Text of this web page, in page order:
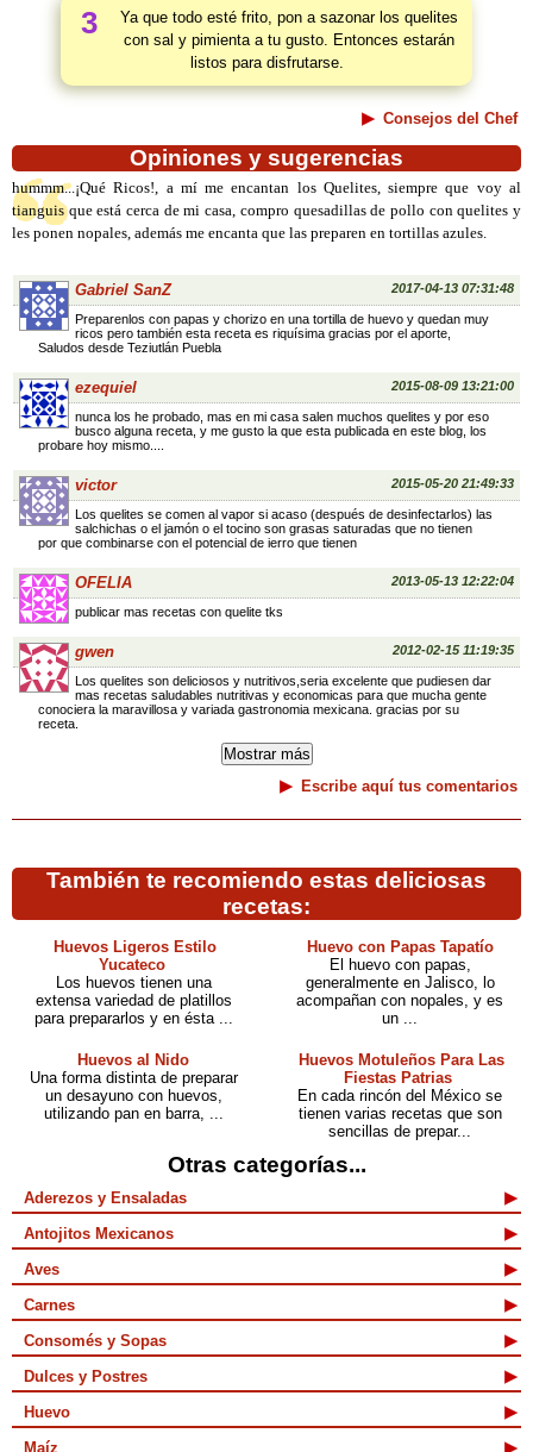
3
Ya que todo esté frito, pon a sazonar los quelites
con sal y pimienta a tu gusto. Entonces estarán
listos para disfrutarse.
Consejos del Chef
Opiniones y sugerencias
hummm...¡Qué Ricos!, a mí me encantan los Quelites, siempre que voy al
tianguis que está cerca de mi casa, compro quesadillas de pollo con quelites y
les ponen nopales, además me encanta que las preparen en tortillas azules.
Gabriel SanZ 2017-04-13 07:31:48
Preparenlos con papas y chorizo en una tortilla de huevo y quedan muy
ricos pero también esta receta es riquísima gracias por el aporte,
Saludos desde Teziutlán Puebla
ezequiel 2015-08-09 13:21:00
nunca los he probado, mas en mi casa salen muchos quelites y por eso
busco alguna receta, y me gusto la que esta publicada en este blog, los
probare hoy mismo....
victor 2015-05-20 21:49:33
Los quelites se comen al vapor si acaso (después de desinfectarlos) las
salchichas o el jamón o el tocino son grasas saturadas que no tienen
por que combinarse con el potencial de ierro que tienen
OFELIA 2013-05-13 12:22:04
publicar mas recetas con quelite tks
gwen 2012-02-15 11:19:35
Los quelites son deliciosos y nutritivos,seria excelente que pudiesen dar
mas recetas saludables nutritivas y economicas para que mucha gente
conociera la maravillosa y variada gastronomia mexicana. gracias por su
receta.
Escribe aquí tus comentarios
También te recomiendo estas deliciosas
recetas:
Huevos Ligeros Estilo
Yucateco
Los huevos tienen una
extensa variedad de platillos
para prepararlos y en ésta ...
Huevo con Papas Tapatío
El huevo con papas,
generalmente en Jalisco, lo
acompañan con nopales, y es
un ...
Huevos al Nido
Una forma distinta de preparar
un desayuno con huevos,
utilizando pan en barra, ...
Huevos Motuleños Para Las
Fiestas Patrias
En cada rincón del México se
tienen varias recetas que son
sencillas de prepar...
Otras categorías...
Aderezos y Ensaladas
Antojitos Mexicanos
Aves
Carnes
Consomés y Sopas
Dulces y Postres
Huevo
Maíz